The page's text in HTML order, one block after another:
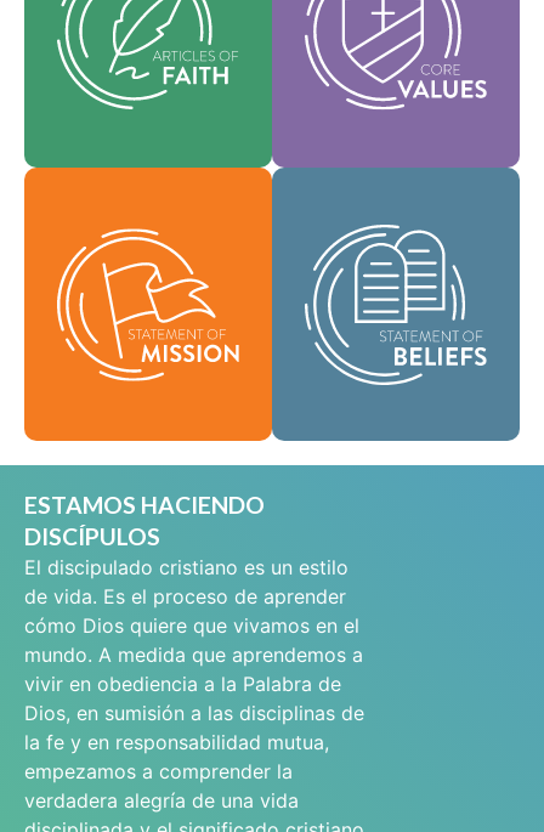
establecen las
verdades esenciales
que guían cada área
de práctica.
respaldan la visión de
nuestra denominación
y ayudan a dar forma a
nuestra cultura.
de Misión define
quiénes somos, por
qué existimos y
nuestra razón de ser.
Misión
global de fe, se nos ha
las buenas nuevas de
vida en Cristo Jesús a
las personas de todas
partes y difundir el
mensaje de la
santidad bíblica por
ESTAMOS HACIENDO
DISCÍPULOS
El discipulado cristiano es un estilo
de vida. Es el proceso de aprender
cómo Dios quiere que vivamos en el
mundo. A medida que aprendemos a
vivir en obediencia a la Palabra de
Dios, en sumisión a las disciplinas de
la fe y en responsabilidad mutua,
empezamos a comprender la
verdadera alegría de una vida